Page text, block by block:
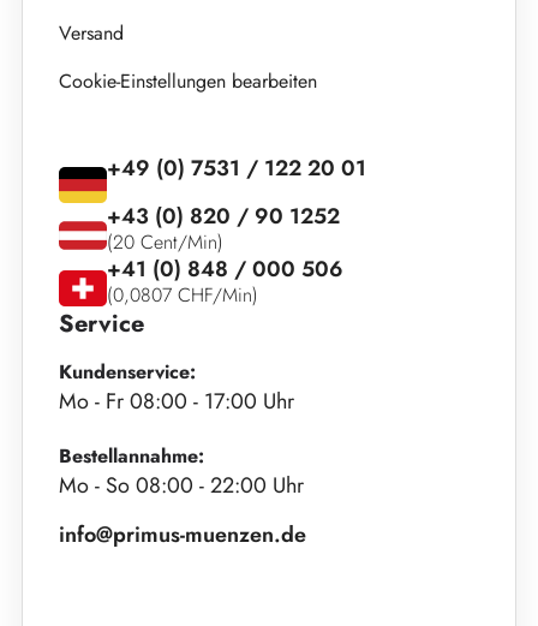
Versand
Cookie-Einstellungen bearbeiten
Service
Kundenservice:
Mo - Fr 08:00 - 17:00 Uhr
Bestellannahme:
Mo - So 08:00 - 22:00 Uhr
info@primus-muenzen.de
+49 (0) 7531 / 122 20 01
+43 (0) 820 / 90 1252
(20 Cent/Min)
+41 (0) 848 / 000 506
(0,0807 CHF/Min)